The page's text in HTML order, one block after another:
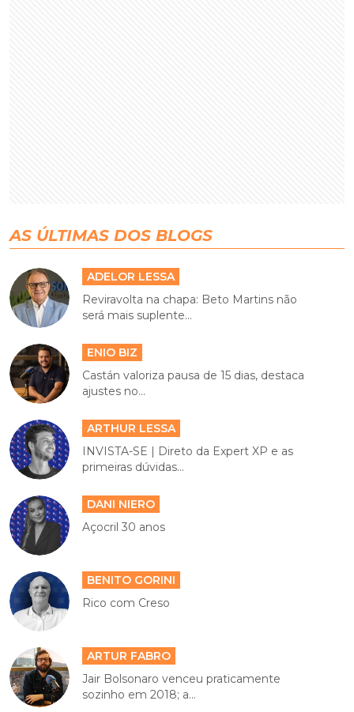
AS ÚLTIMAS DOS BLOGS
ADELOR LESSA
Reviravolta na chapa: Beto Martins não
será mais suplente...
ENIO BIZ
Castán valoriza pausa de 15 dias, destaca
ajustes no...
ARTHUR LESSA
INVISTA-SE | Direto da Expert XP e as
primeiras dúvidas...
DANI NIERO
Açocril 30 anos
BENITO GORINI
Rico com Creso
ARTUR FABRO
Jair Bolsonaro venceu praticamente
sozinho em 2018; a...